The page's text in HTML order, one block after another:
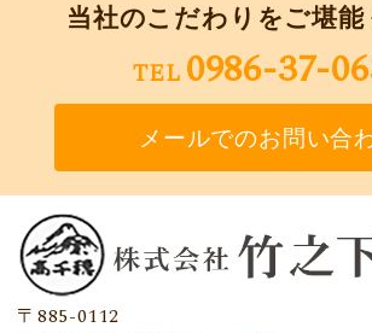
当社のこだわりをご堪
TEL 0986-37-
メールでのお問い合
〒885-0112